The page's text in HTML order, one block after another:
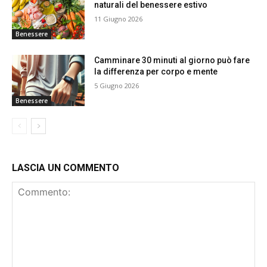
Benessere
naturali del benessere estivo
11 Giugno 2026
Benessere
Camminare 30 minuti al giorno può fare
la differenza per corpo e mente
5 Giugno 2026
LASCIA UN COMMENTO